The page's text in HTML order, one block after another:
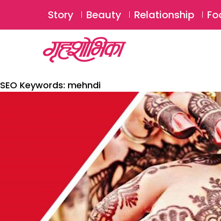
Story Beauty Relationship
SEO Keywords: mehndi